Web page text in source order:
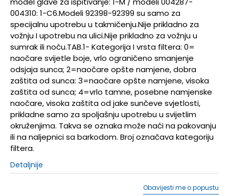
004310: 1-C6.Modeli 92398-92399 su samo za
specijalnu upotrebu u takmičenju.Nije prikladno za
vožnju I upotrebu na ulici.Nije prikladno za vožnju u
sumrak ili noću.TAB.1- Kategorija I vrsta filtera: 0=
naočare svijetle boje, vrlo ograničeno smanjenje
odsjaja sunca; 2=naočare opšte namjene, dobra
zaštita od sunca: 3=naočare opšte namjene, visoka
zaštita od sunca; 4=vrlo tamne, posebne namjenske
naočare, visoka zaštita od jake sunčeve svjetlosti,
prikladne samo za spoljašnju upotrebu u svijetlim
okruženjima. Takva se oznaka može naći na pakovanju
ili na naljepnici sa barkodom. Broj označava kategoriju
filtera.
Detaljnije
Obavijesti me o popustu